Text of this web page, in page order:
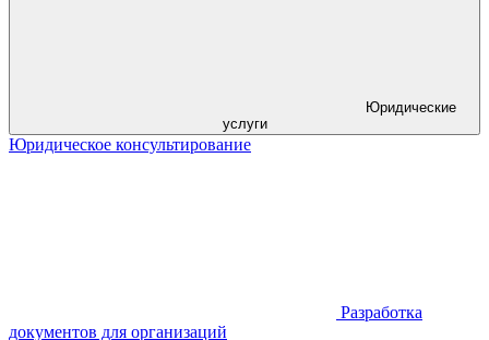
услуги
Юридическое консультирование
Разработка
документов для организаций